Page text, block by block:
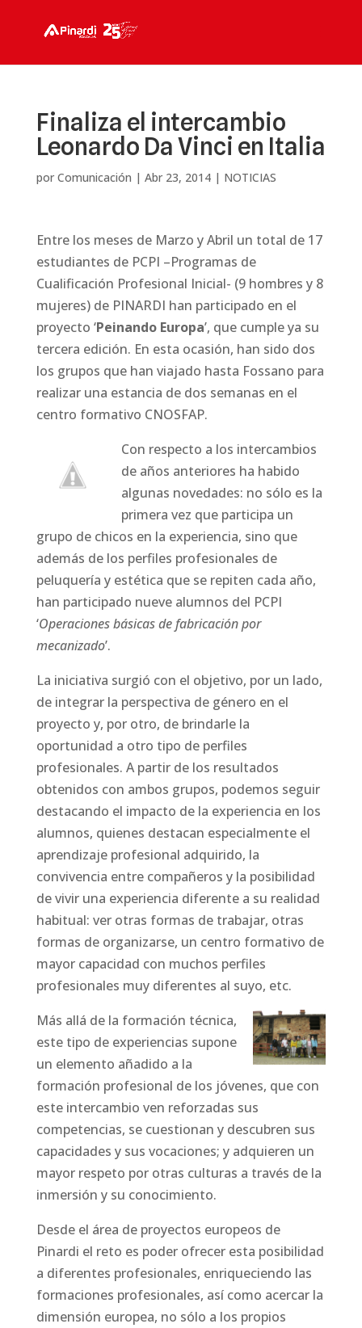
Finaliza el intercambio
Leonardo Da Vinci en Italia
por Comunicación | Abr 23, 2014| NOTICIAS
Entre los meses de Marzo y Abril un total de 17
estudiantes de PCPI –Programas de
Cualificación Profesional Inicial- (9 hombres y 8
mujeres) de PINARDI han participado en el
proyecto ‘Peinando Europa’, que cumple ya su
tercera edición. En esta ocasión, han sido dos
los grupos que han viajado hasta Fossano para
realizar una estancia de dos semanas en el
centro formativo CNOSFAP.
Con respecto a los intercambios
de años anteriores ha habido
algunas novedades: no sólo es la
primera vez que participa un
grupo de chicos en la experiencia, sino que
además de los perfiles profesionales de
peluquería y estética que se repiten cada año,
han participado nueve alumnos del PCPI
‘Operaciones básicas de fabricación por
mecanizado’.
La iniciativa surgió con el objetivo, por un lado,
de integrar la perspectiva de género en el
proyecto y, por otro, de brindarle la
oportunidad a otro tipo de perfiles
profesionales. A partir de los resultados
obtenidos con ambos grupos, podemos seguir
destacando el impacto de la experiencia en los
alumnos, quienes destacan especialmente el
aprendizaje profesional adquirido, la
convivencia entre compañeros y la posibilidad
de vivir una experiencia diferente a su realidad
habitual: ver otras formas de trabajar, otras
formas de organizarse, un centro formativo de
mayor capacidad con muchos perfiles
profesionales muy diferentes al suyo, etc.
Más allá de la formación técnica,
este tipo de experiencias supone
un elemento añadido a la
formación profesional de los jóvenes, que con
este intercambio ven reforzadas sus
competencias, se cuestionan y descubren sus
capacidades y sus vocaciones; y adquieren un
mayor respeto por otras culturas a través de la
inmersión y su conocimiento.
Desde el área de proyectos europeos de
Pinardi el reto es poder ofrecer esta posibilidad
a diferentes profesionales, enriqueciendo las
formaciones profesionales, así como acercar la
dimensión europea, no sólo a los propios